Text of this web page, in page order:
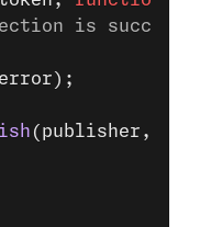
is
(publisher,